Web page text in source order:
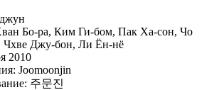
Бо-ра, Ким Ги-бом, Пак Ха-сон, Чо
Джу-бон, Ли Ён-нё
2010
Joomoonjin
주문진